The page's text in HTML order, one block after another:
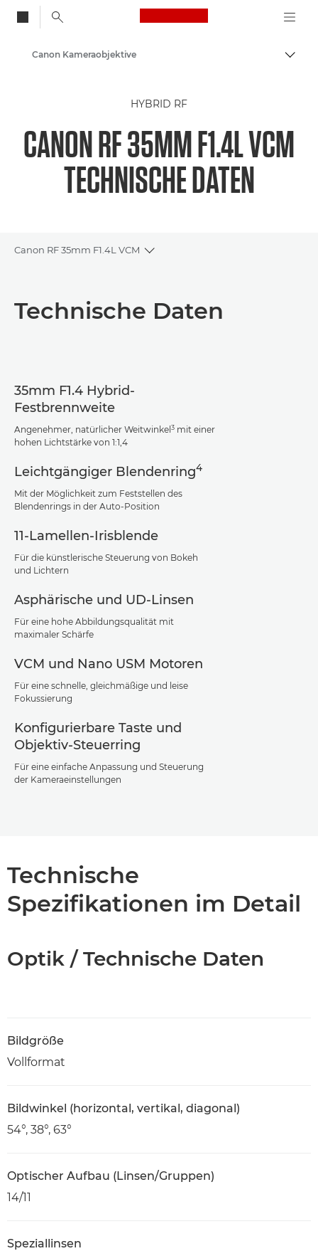
Canon Logo, back
Auf
Canon Kameraobjektive
HYBRID RF
CANON RF 35MM F1.4L VCM
TECHNISCHE DATEN
Canon RF 35mm F1.4L VCM
Toggle breadcrumbs
Technische Daten
Technische Daten
35mm F1.4 Hybrid-
Festbrennweite
Angenehmer, natürlicher Weitwinkel 3 mit einer
hohen Lichtstärke von 1:1,4
Leichtgängiger Blendenring4
Mit der Möglichkeit zum Feststellen des
Blendenrings in der Auto-Position
11-Lamellen-Irisblende
Für die künstlerische Steuerung von Bokeh
und Lichtern
Asphärische und UD-Linsen
Für eine hohe Abbildungsqualität mit
maximaler Schärfe
VCM und Nano USM Motoren
Für eine schnelle, gleichmäßige und leise
Fokussierung
Konfigurierbare Taste und
Objektiv-Steuerring
Für eine einfache Anpassung und Steuerung
der Kameraeinstellungen
Technische
Spezifikationen im Detail
Optik / Technische Daten
Bildgröße
Vollformat
Bildwinkel (horizontal, vertikal, diagonal)
54°, 38°, 63°
Optischer Aufbau (Linsen/Gruppen)
14/11
Speziallinsen